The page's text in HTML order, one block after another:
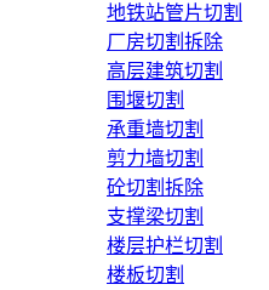
地铁站管片切割
厂房切割拆除
高层建筑切割
围堰切割
承重墙切割
剪力墙切割
砼切割拆除
支撑梁切割
楼层护栏切割
楼板切割